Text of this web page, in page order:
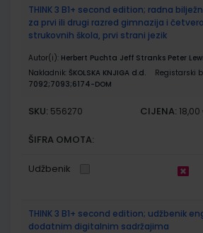
THINK 3 B1+ second edition; radna
za prvi ili drugi razred gimnazija i
strukovnih škola, prvi strani jezik
Autor(i): Herbert Puchta Jeff Stranks Peter
Nakladnik: ŠKOLSKA KNJIGA d.d.
Registarski
7092;7093;6174-DOM
SKU: 556270 CIJENA:
ŠIFRA OMOTA:
Udžbenik
THINK 3 B1+ second edition; udžbenik
dodatnim digitalnim sadržajima